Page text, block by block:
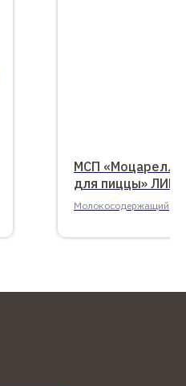
МСП «Моцарелла
для пиццы»
Молокосодержащий